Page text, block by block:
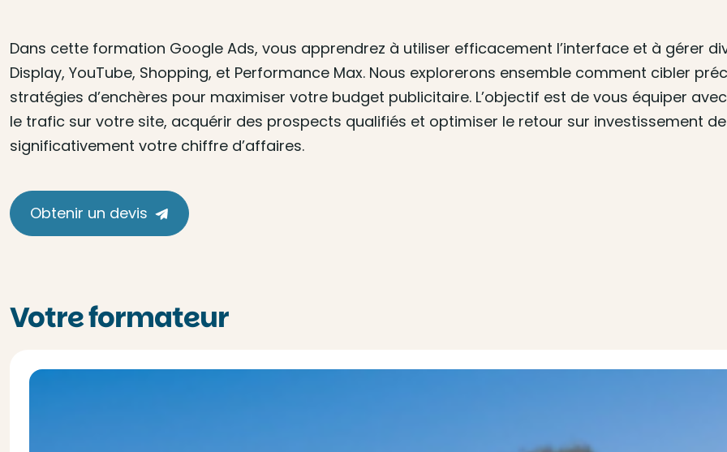
Dans cette formation Google Ads, vous apprendrez à utiliser efficacement l’interface et à gérer
Display, YouTube, Shopping, et Performance Max. Nous explorerons ensemble comment cibler
stratégies d’enchères pour maximiser votre budget publicitaire. L’objectif est de vous équiper
le trafic sur votre site, acquérir des prospects qualifiés et optimiser le retour sur investissement
significativement votre chiffre d’affaires.
Obtenir un devis
Votre formateur